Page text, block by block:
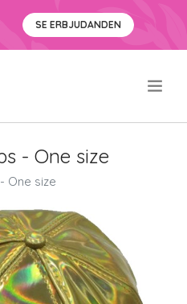
SE ERBJUDANDEN
- One size
One size